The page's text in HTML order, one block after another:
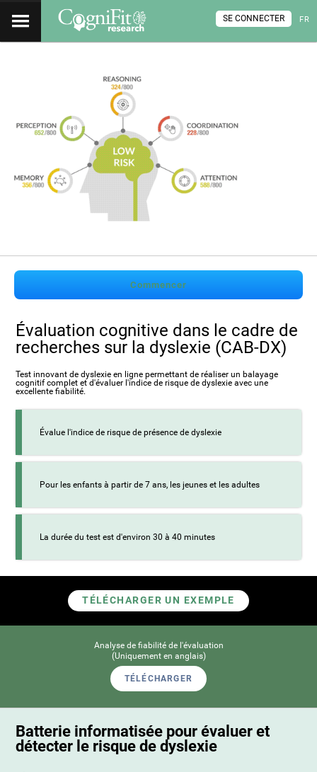
FR
SE CONNECTER
Commencer
Évaluation cognitive dans le cadre de
recherches sur la dyslexie (CAB-DX)
Test innovant de dyslexie en ligne permettant de réaliser un balayage
cognitif complet et d'évaluer l'indice de risque de dyslexie avec une
excellente fiabilité.
Évalue l'indice de risque de présence de dyslexie
Pour les enfants à partir de 7 ans, les jeunes et les adultes
La durée du test est d'environ 30 à 40 minutes
TÉLÉCHARGER UN EXEMPLE
Analyse de fiabilité de l'évaluation
(Uniquement en anglais)
TÉLÉCHARGER
Batterie informatisée pour évaluer et
détecter le risque de dyslexie